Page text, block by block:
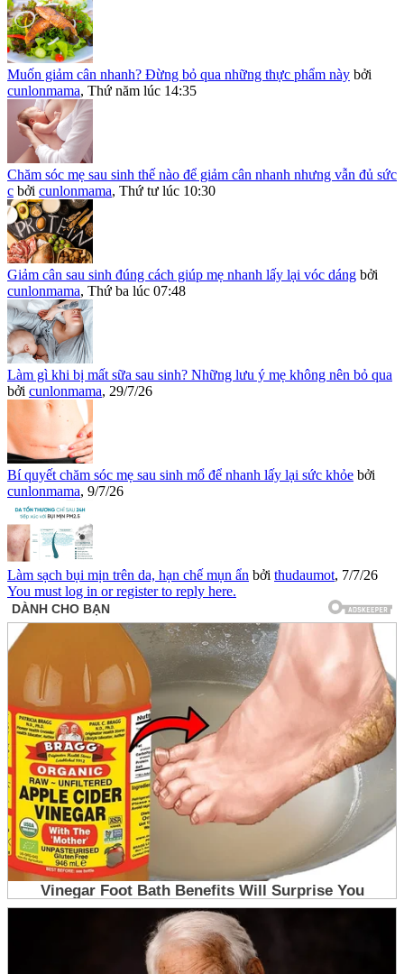
Muốn giảm cân nhanh? Đừng bỏ qua những thực phẩm này bởi
cunlonmama, Thứ năm lúc 14:35
Chăm sóc mẹ sau sinh thế nào để giảm cân nhanh nhưng vẫn đủ sức
c bởi cunlonmama, Thứ tư lúc 10:30
Giảm cân sau sinh đúng cách giúp mẹ nhanh lấy lại vóc dáng bởi
cunlonmama, Thứ ba lúc 07:48
Làm gì khi bị mất sữa sau sinh? Những lưu ý mẹ không nên bỏ qua
bởi cunlonmama, 29/7/26
Bí quyết chăm sóc mẹ sau sinh mổ để nhanh lấy lại sức khỏe bởi
cunlonmama, 9/7/26
Làm sạch bụi mịn trên da, hạn chế mụn ẩn bởi thudaumot, 7/7/26
You must log in or register to reply here.